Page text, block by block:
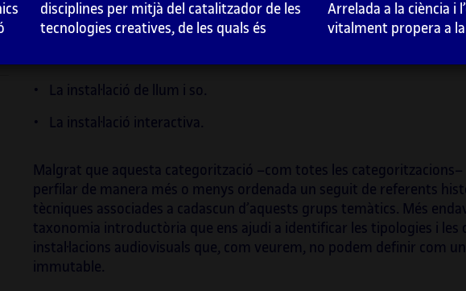
A grans trets, dividim els materials en tres apartats:
La instal·lació de llum i so.
La instal·lació interactiva.
Malgrat que aquesta categorització –com totes les categoritzacions–
perfilar de manera més o menys ordenada un seguit de referents
tècniques associades a cadascun d’aquests grups temàtics. Més
taxonomia introductòria que ens ajudi a identificar les tipologies i les
instal·lacions audiovisuals que, com veurem, no podem definir com
immutable.
disciplines per mitjà del catalitzador de les
tecnologies creatives, de les quals és
(De)format a l’escenarave
evolucionat per integrar aquesta influència
ha dut a terme combina algorismes digitals i
motors de sonificació amb pentagrames
clàssics i conjunts acústics, i se centra en la
idea d’una música visual. Vilanova també ha
estat implicat en l’educació durant tota la
seva trajectòria artística. Ha estat professor
Arrelada a la ciència i
vitalment propera a
projectes
Així mateix, és
Oberta de Catalunya
grau de Multimèdia i
Creació Digitals. És